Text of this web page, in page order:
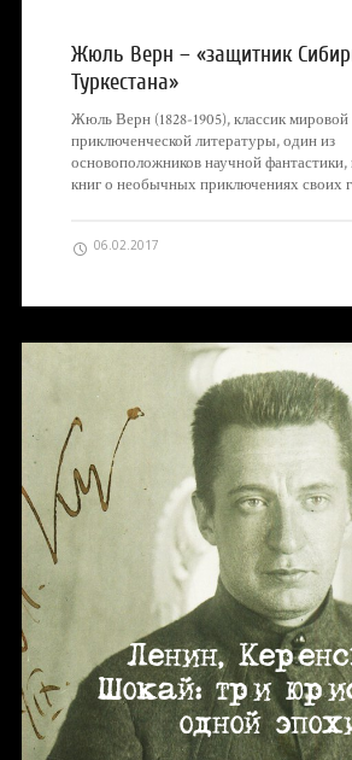
Жюль Верн – «защитник
Туркестана»
Жюль Верн (1828-1905), классик мировой
приключенческой литературы, один из
основоположников научной фантастики,
книг о необычных приключениях своих
06.02.2017
Ленин,
Шокай: три
одной